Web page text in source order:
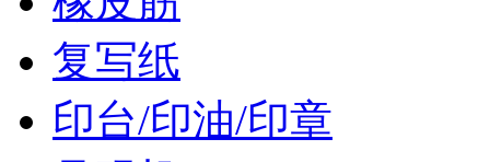
复写纸
印台/印油/印章